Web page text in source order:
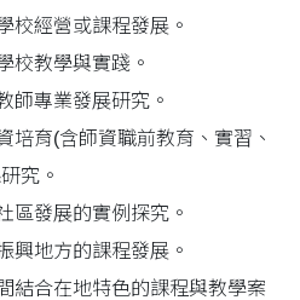
校經營或課程發展。
校教學與實踐。
師專業發展研究。
培育(含師資職前教育、實習、
究。
區發展的實例探究。
興地方的課程發展。
結合在地特色的課程與教學案